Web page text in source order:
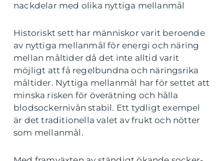
nackdelar med olika nyttiga mellanmål
Historiskt sett har människor varit beroende
av nyttiga mellanmål för energi och näring
mellan måltider då det inte alltid varit
möjligt att få regelbundna och näringsrika
måltider. Nyttiga mellanmål har för settet att
minska risken för överätning och hålla
blodsockernivån stabil. Ett tydligt exempel
är det traditionella valet av frukt och nötter
som mellanmål.